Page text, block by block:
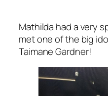
Mathilda had a very
met one of the big
Taimane Gardner!